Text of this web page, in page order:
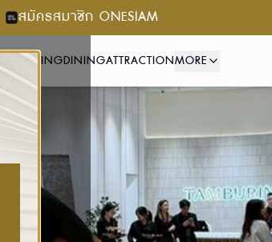
สมัครสมาชิก ONESIAM
SHOPPINGDININGATTRACTIONMORE